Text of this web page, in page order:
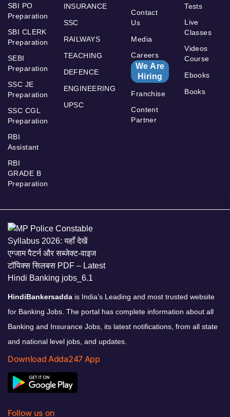
SBI PO
Preparation
SBI CLERK
Preparation
SEBI
Preparation
SSC JE
Preparation
SSC CGL
Preparation
RBI
Assistant
RBI
GRADE B
Preparation
INSURANCE
SSC
RAILWAYS
TEACHING
DEFENCE
ENGINEERING
UPSC
Contact
Us
Media
Careers
We Are
Hiring
Franchise
Content
Partner
Tests
Live
Classes
Videos
Course
Ebooks
Books
HindiBankersadda is India’s Leading and most trusted website
for Banking Jobs. The portal has complete information about all
Banking and Insurance Jobs, its latest notifications, from all state
and national level jobs, and updates.
Download Adda247 App
Follow us on